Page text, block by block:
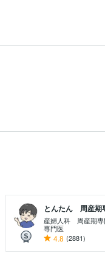
とんたん 周産期
産婦人科 周産期
専門医
4.8 (2881)